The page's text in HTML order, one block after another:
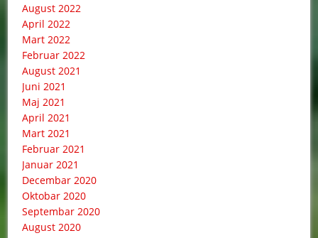
August 2022
April 2022
Mart 2022
Februar 2022
August 2021
Juni 2021
Maj 2021
April 2021
Mart 2021
Februar 2021
Januar 2021
Decembar 2020
Oktobar 2020
Septembar 2020
August 2020